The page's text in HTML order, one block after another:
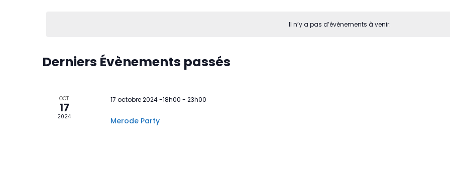
Il n’y a pas d’évènements à venir.
Derniers Évènements passés
OCT
17
2024
17 octobre 2024 -18h00 - 23h00
Merode Party